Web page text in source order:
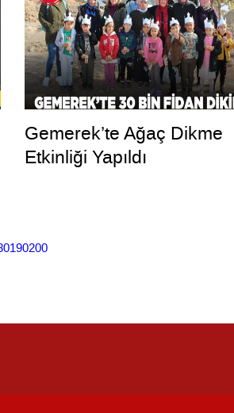
Gemerek’te Ağaç Dikme
Etkinliği Yapıldı
190200